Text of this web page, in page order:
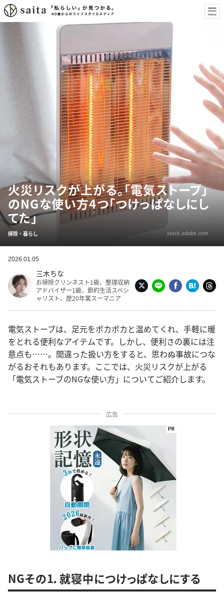
火災リスクが上がる。「電気ストーブ」
のNGな使い方4つ「つけっぱなしにし
てた」
掃除・暮らし stock.adobe.com
2026.01.05
三木ちな
お掃除クリンネスト1級、整理収納
アドバイザー1級、節約生活スペシ
ャリスト、歴20年業スーマニア
電気ストーブは、足元をポカポカと温めてくれ、手軽に暖
をとれる便利なアイテムです。しかし、便利さの裏には注
意点も……。間違った扱い方をすると、思わぬ事故につな
がるおそれもあります。ここでは、火災リスクが上がる
「電気ストーブのNGな使い方」についてご紹介します。
広告
NGその1．就寝中につけっぱなしにする